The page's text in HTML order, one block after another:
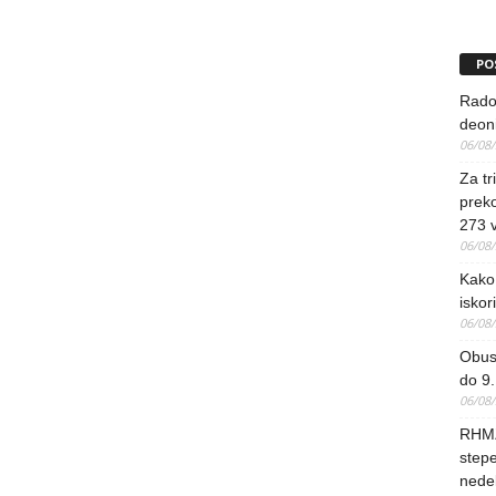
06/
Za
273
06/
06/
do
06/